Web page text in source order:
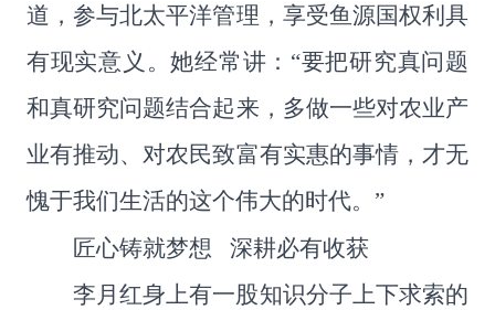
道，参与北太平洋管理，享受鱼源国权利具
有现实意义。她经常讲： “要把研究真问题
和真研究问题结合起来，多做一些对农业产
业有推动、对农民致富有实惠的事情，才无
愧于我们生活的这个伟大的时代。 ”
匠心铸就梦想 深耕必有收获
李月红身上有一股知识分子上下求索的